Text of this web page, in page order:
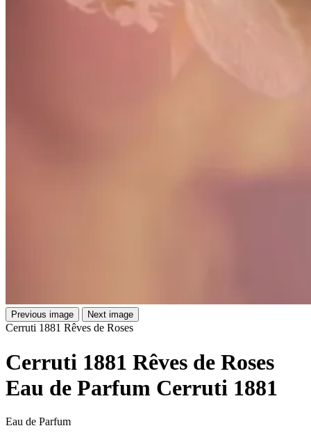
Previous image Next image
Cerruti 1881 Rêves de Roses
Cerruti 1881 Rêves de Roses
Eau de Parfum Cerruti 1881
Eau de Parfum